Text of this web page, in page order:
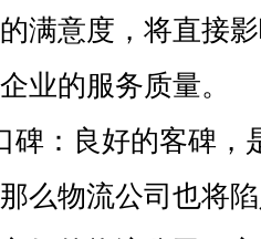
满意度，将直接
业的服务质量。
碑：良好的客碑，
么物流公司也将